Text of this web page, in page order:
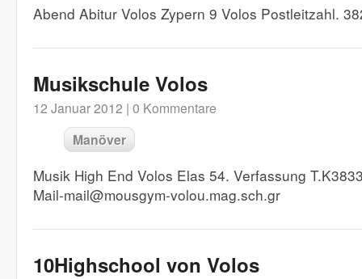
Abend Abitur Volos Zypern 9 Volos Postleitzahl.
Musikschule Volos
12 Januar 2012 | 0 Kommentare
Manöver
Musik High End Volos Elas 54. Verfassung
Mail-mail@mousgym-volou.mag.sch.gr
10Highschool von Volos